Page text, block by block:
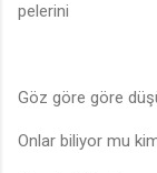
pelerini
Göz göre göre
Onlar biliyor mu